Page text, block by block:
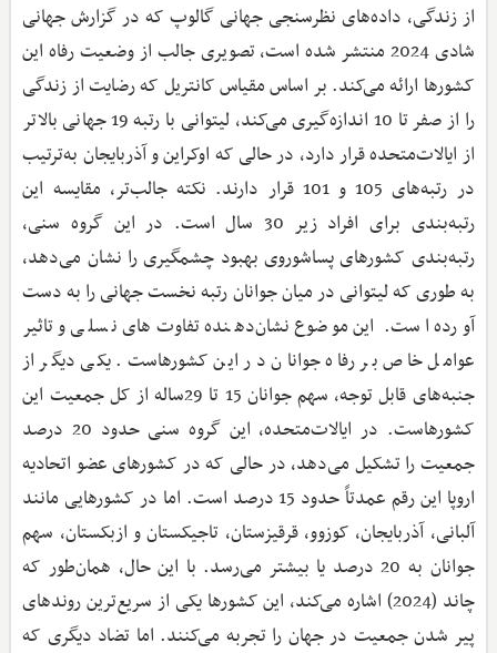
از زندگی، داده‌های نظرسنجی جهانی گالوپ که در گزارش جهانی
شادی 2024 منتشر شده است، تصویری جالب از وضعیت رفاه این
کشورها ارائه می‌کند. بر اساس مقیاس کانتریل که رضایت از زندگی
را از صفر تا 10 اندازه‌گیری می‌کند، لیتوانی با رتبه 19 جهانی بالاتر
از ایالات‌متحده قرار دارد، در حالی که اوکراین و آذربایجان به‌‌ترتیب
در رتبه‌های 105 و 101 قرار دارند. نکته جالب‌تر، مقایسه این
رتبه‌بندی برای افراد زیر 30 سال است. در این گروه سنی،
رتبه‌بندی کشورهای پساشوروی بهبود چشمگیری را نشان می‌دهد،
به ‌طوری که لیتوانی در میان جوانان رتبه نخست جهانی را به دست
آورده است. این موضوع نشان‌دهنده تفاوت‌های نسلی و تاثیر
عوامل خاص بر رفاه جوانان در این کشورهاست. یکی دیگر از
جنبه‌های قابل ‌توجه، سهم جوانان 15 تا 29ساله از کل جمعیت این
کشورهاست. در ایالات‌متحده، این گروه سنی حدود 20 درصد
جمعیت را تشکیل می‌دهد، در حالی که در کشورهای عضو اتحادیه
اروپا این رقم عمدتاً حدود 15 درصد است. اما در کشورهایی مانند
آلبانی، آذربایجان، کوزوو، قرقیزستان، تاجیکستان و ازبکستان، سهم
جوانان به 20 درصد یا بیشتر می‌رسد. با این حال، همان‌طور که
چاند (2024) اشاره می‌کند، این کشورها یکی از سریع‌ترین روندهای
پیر شدن جمعیت در جهان را تجربه می‌کنند. اما تضاد دیگری که